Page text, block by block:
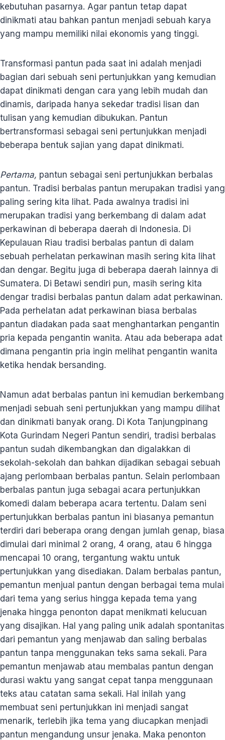
kebutuhan pasarnya. Agar pantun tetap dapat
dinikmati atau bahkan pantun menjadi sebuah karya
yang mampu memiliki nilai ekonomis yang tinggi.
Transformasi pantun pada saat ini adalah menjadi
bagian dari sebuah seni pertunjukkan yang kemudian
dapat dinikmati dengan cara yang lebih mudah dan
dinamis, daripada hanya sekedar tradisi lisan dan
tulisan yang kemudian dibukukan. Pantun
bertransformasi sebagai seni pertunjukkan menjadi
beberapa bentuk sajian yang dapat dinikmati.
Pertama, pantun sebagai seni pertunjukkan berbalas
pantun. Tradisi berbalas pantun merupakan tradisi yang
paling sering kita lihat. Pada awalnya tradisi ini
merupakan tradisi yang berkembang di dalam adat
perkawinan di beberapa daerah di Indonesia. Di
Kepulauan Riau tradisi berbalas pantun di dalam
sebuah perhelatan perkawinan masih sering kita lihat
dan dengar. Begitu juga di beberapa daerah lainnya di
Sumatera. Di Betawi sendiri pun, masih sering kita
dengar tradisi berbalas pantun dalam adat perkawinan.
Pada perhelatan adat perkawinan biasa berbalas
pantun diadakan pada saat menghantarkan pengantin
pria kepada pengantin wanita. Atau ada beberapa adat
dimana pengantin pria ingin melihat pengantin wanita
ketika hendak bersanding.
Namun adat berbalas pantun ini kemudian berkembang
menjadi sebuah seni pertunjukkan yang mampu dilihat
dan dinikmati banyak orang. Di Kota Tanjungpinang
Kota Gurindam Negeri Pantun sendiri, tradisi berbalas
pantun sudah dikembangkan dan digalakkan di
sekolah-sekolah dan bahkan dijadikan sebagai sebuah
ajang perlombaan berbalas pantun. Selain perlombaan
berbalas pantun juga sebagai acara pertunjukkan
komedi dalam beberapa acara tertentu. Dalam seni
pertunjukkan berbalas pantun ini biasanya pemantun
terdiri dari beberapa orang dengan jumlah genap, biasa
dimulai dari minimal 2 orang, 4 orang, atau 6 hingga
mencapai 10 orang, tergantung waktu untuk
pertunjukkan yang disediakan. Dalam berbalas pantun,
pemantun menjual pantun dengan berbagai tema mulai
dari tema yang serius hingga kepada tema yang
jenaka hingga penonton dapat menikmati kelucuan
yang disajikan. Hal yang paling unik adalah spontanitas
dari pemantun yang menjawab dan saling berbalas
pantun tanpa menggunakan teks sama sekali. Para
pemantun menjawab atau membalas pantun dengan
durasi waktu yang sangat cepat tanpa menggunaan
teks atau catatan sama sekali. Hal inilah yang
membuat seni pertunjukkan ini menjadi sangat
menarik, terlebih jika tema yang diucapkan menjadi
pantun mengandung unsur jenaka. Maka penonton